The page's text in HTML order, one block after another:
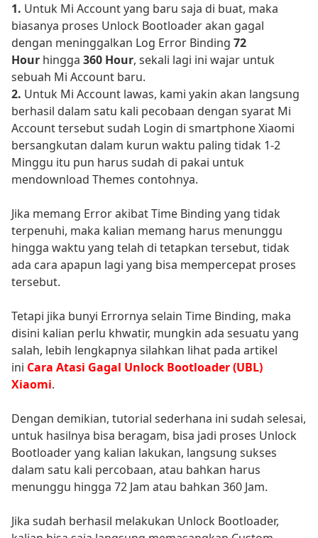
1. Untuk Mi Account yang baru saja di buat, maka
biasanya proses Unlock Bootloader akan gagal
dengan meninggalkan Log Error Binding 72
Hour hingga 360 Hour, sekali lagi ini wajar untuk
sebuah Mi Account baru.
2. Untuk Mi Account lawas, kami yakin akan langsung
berhasil dalam satu kali pecobaan dengan syarat Mi
Account tersebut sudah Login di smartphone Xiaomi
bersangkutan dalam kurun waktu paling tidak 1-2
Minggu itu pun harus sudah di pakai untuk
mendownload Themes contohnya.
Jika memang Error akibat Time Binding yang tidak
terpenuhi, maka kalian memang harus menunggu
hingga waktu yang telah di tetapkan tersebut, tidak
ada cara apapun lagi yang bisa mempercepat proses
tersebut.
Tetapi jika bunyi Errornya selain Time Binding, maka
disini kalian perlu khwatir, mungkin ada sesuatu yang
salah, lebih lengkapnya silahkan lihat pada artikel
ini Cara Atasi Gagal Unlock Bootloader (UBL)
Xiaomi.
Dengan demikian, tutorial sederhana ini sudah selesai,
untuk hasilnya bisa beragam, bisa jadi proses Unlock
Bootloader yang kalian lakukan, langsung sukses
dalam satu kali percobaan, atau bahkan harus
menunggu hingga 72 Jam atau bahkan 360 Jam.
Jika sudah berhasil melakukan Unlock Bootloader,